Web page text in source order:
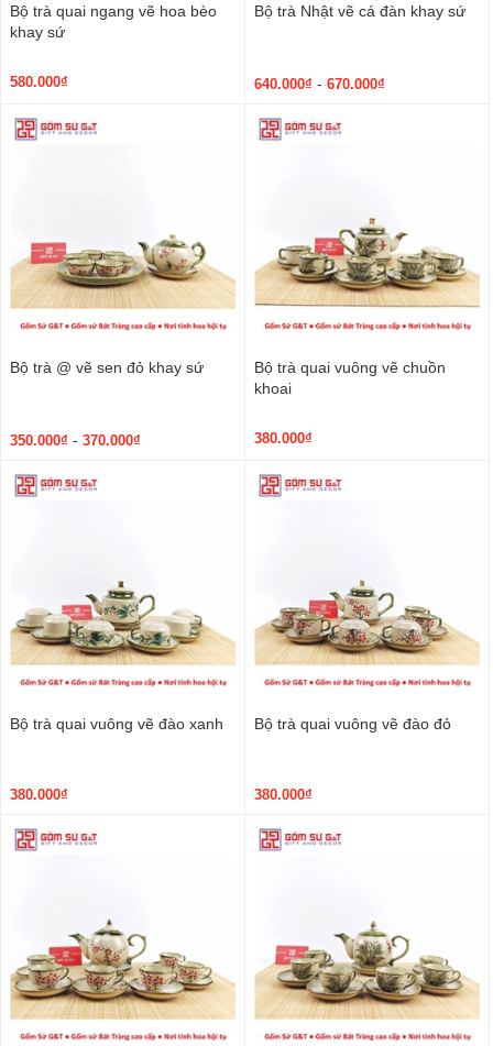
Bộ trà quai ngang vẽ hoa bèo
khay sứ
580.000₫
Bộ trà Nhật vẽ cá đàn khay sứ
640.000₫ - 670.000₫
Bộ trà @ vẽ sen đỏ khay sứ
350.000₫ - 370.000₫
Bộ trà quai vuông vẽ chuồn
khoai
380.000₫
Bộ trà quai vuông vẽ đào xanh
380.000₫
Bộ trà quai vuông vẽ đào đỏ
380.000₫